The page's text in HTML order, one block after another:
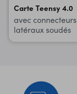
Carte Teensy 4.0
avec connecteurs
latéraux soudés